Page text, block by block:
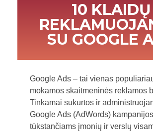
10 KLAIDŲ
SU GOOGLE
Google Ads – tai vienas
mokamos skaitmeninės reklamos
Tinkamai sukurtos ir
Google Ads (AdWords)
tūkstančiams įmonių ir verslų